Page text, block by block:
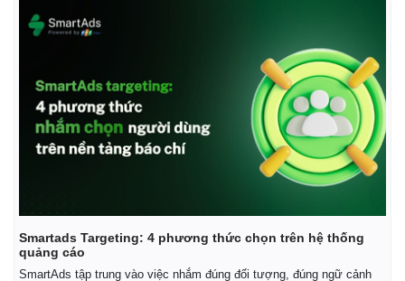
Smartads Targeting: 4 phương thức chọn trên hệ thống
quảng cáo
SmartAds tập trung vào việc nhắm đúng đối tượng, đúng ngữ cảnh